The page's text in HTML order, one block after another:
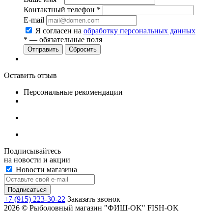
Контактный телефон *
E-mail
Я согласен на обработку персональных данных
* — обязательные поля
Сбросить
Оставить отзыв
Персональные рекомендации
Подписывайтесь
на новости и акции
Новости магазина
+7 (915) 223-30-22 Заказать звонок
2026 © Рыболовный магазин "ФИШ-OK" FISH-OK